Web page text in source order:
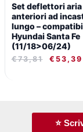
Set deflettori aria
anteriori ad
lungo –
Hyundai Santa Fe
(11/18>06/24)
€73,81 € 53,39
⭐